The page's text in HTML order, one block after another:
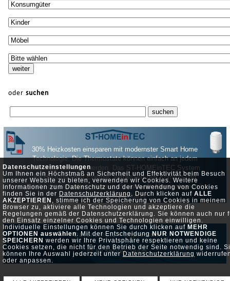
Datenschutzeinstellungen
Um Ihnen ein Höchstmaß an Sicherheit und Effektivität beim Besuch
unserer Website zu bieten, verwenden wir Cookies. Weitere
Informationen zum Datenschutz und der Verwendung von Cookies
finden Sie in der Datenschutzerklärung. Durch klicken auf ALLE
AKZEPTIEREN , stimme ich der Speicherung von Cookies in meinem
Browser zu, aktiviere alle Technologien und akzeptiere die
Regelungen gemäß der Datenschutzerklärung. Sie können auch nur
den Einsatz einzelner Cookies und Technologien einwilligen.
Individuelle Einstellungen können Sie durch klicken auf MEHR
OPTIONEN auswählen. Mit der Entscheidung NUR NOTWENDIGE
SPEICHERN werden wir Ihre Privatsphäre respektieren und keine
Cookies setzen, die nicht für den Betrieb der Seite notwendig sind.
können Ihre Auswahl jederzeit unterDatenschutzerklärung
oder anpassen.
oder suchen
30% Heizkosten einsparen mit modernster Smart Home
Technologie. Die Thermostate können einfach an jedem
Heizköper montiert werden. Das ST-HOMEinTEC System
für Heizung spart Energie, verbessert den Komfort und
erhöht die Sicherheit, da es z. B. auch als Alarmanlage mit
genutzt werden kann.
Datenschutz •Impressum
© by Server-Team